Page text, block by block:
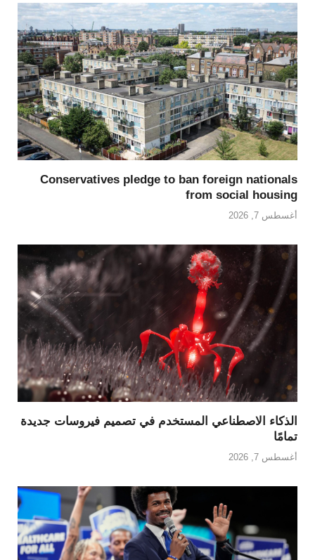
Conservatives pledge to ban foreign nationals
from social housing
أغسطس 7, 2026
الذكاء الاصطناعي المستخدم في تصميم فيروسات جديدة
تمامًا
أغسطس 7, 2026